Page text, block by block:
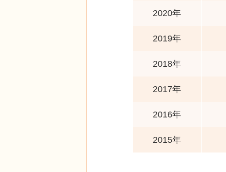
2020年
2019年
2018年
2017年
2016年
2015年